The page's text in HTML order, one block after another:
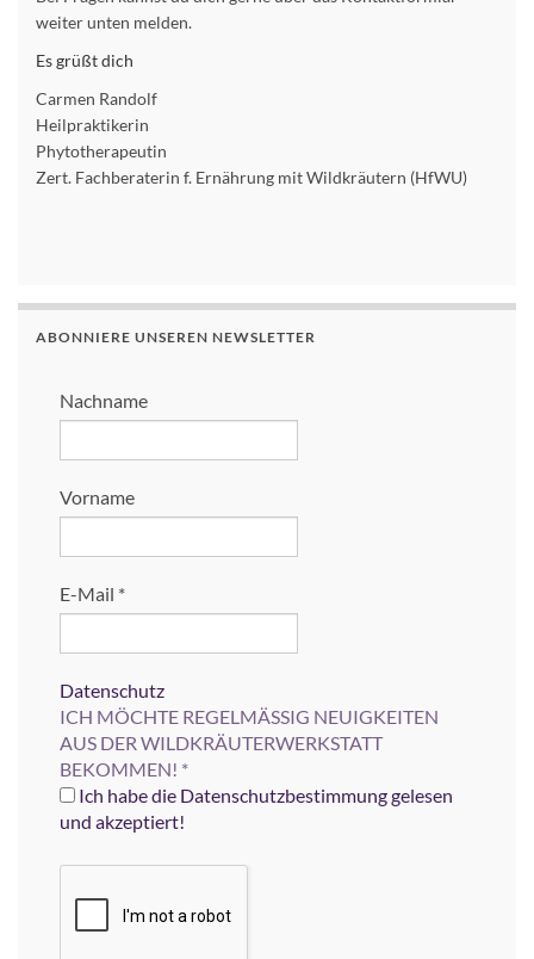
weiter unten melden.
Es grüßt dich
Carmen Randolf
Heilpraktikerin
Phytotherapeutin
Zert. Fachberaterin f. Ernährung mit Wildkräutern (HfWU)
ABONNIERE UNSEREN NEWSLETTER
Nachname
Vorname
E-Mail *
Datenschutz
ICH MÖCHTE REGELMÄSSIG NEUIGKEITEN
AUS DER WILDKRÄUTERWERKSTATT
BEKOMMEN! *
Ich habe die Datenschutzbestimmung gelesen
und akzeptiert!